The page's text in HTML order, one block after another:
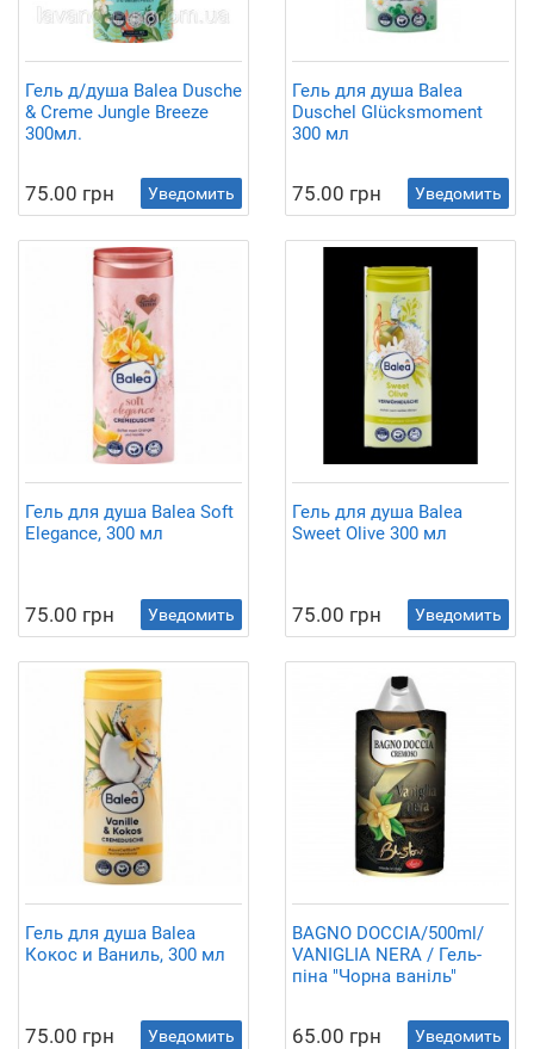
Гель д/душа Balea Dusche
& Creme Jungle Breeze
300мл.
75.00 грн Уведомить
Гель для душа Balea
Duschel Glücksmoment
300 мл
75.00 грн Уведомить
Гель для душа Balea Soft
Elegance, 300 мл
75.00 грн Уведомить
Гель для душа Balea
Sweet Olive 300 мл
75.00 грн Уведомить
Гель для душа Balea
Кокос и Ваниль, 300 мл
75.00 грн Уведомить
BAGNO DOCCIA/500ml/
VANIGLIA NERA / Гель-
піна "Чорна ваніль"
65.00 грн Уведомить